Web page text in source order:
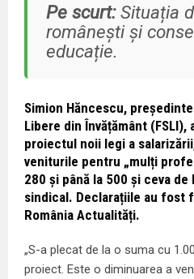
Pe scurt:Situația
românești și
educație.
Simion Hăncescu,
Libere din Învățământ
proiectul noii legi a
veniturile pentru „mulți
280 și până la 500 și ceva
sindical. Declarațiile au fost
România Actualități.
„S-a plecat de la o suma cu
proiect. Este o diminuarea a